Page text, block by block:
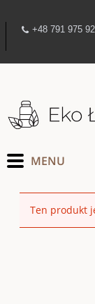
+48 791 975
Ten produkt